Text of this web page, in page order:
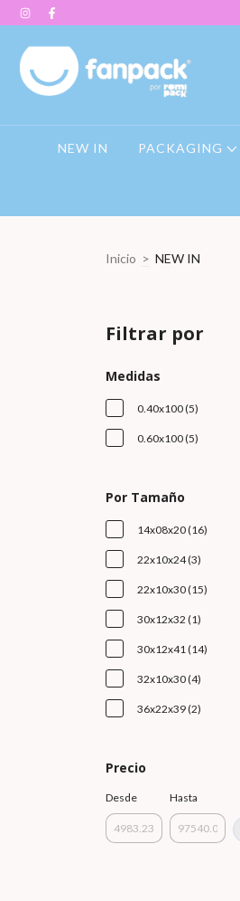
NEW IN PACKAGING
Inicio > NEW IN
Filtrar por
Medidas
0.40x100 (5)
0.60x100 (5)
Por Tamaño
14x08x20 (16)
22x10x24 (3)
22x10x30 (15)
30x12x32 (1)
30x12x41 (14)
32x10x30 (4)
36x22x39 (2)
Precio
Desde Hasta